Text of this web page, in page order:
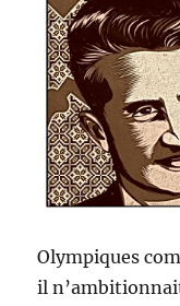
Olympiques
il